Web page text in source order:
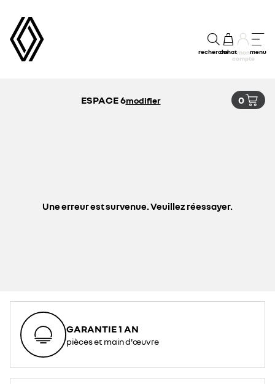
rechercheachatmon
compte
menu
ESPACE 6modifier 0
Une erreur est survenue. Veuillez réessayer.
GARANTIE 1 AN
pièces et main d'œuvre